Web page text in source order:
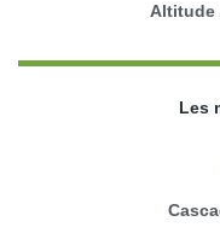
Altitude
Les